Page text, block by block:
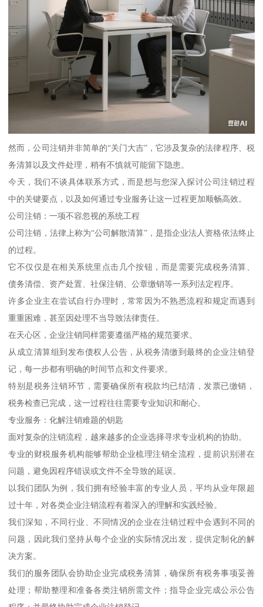
然而，公司注销并非简单的“关门大吉”，它涉及复杂的法律程序、税
务清算以及文件处理，稍有不慎就可能留下隐患。
今天，我们不谈具体联系方式，而是想与您深入探讨公司注销过程
中的关键要点，以及如何通过专业服务让这一过程更加顺畅高效。
公司注销：一项不容忽视的系统工程
公司注销，法律上称为“公司解散清算”，是指企业法人资格依法终止
的过程。
它不仅仅是在相关系统里点击几个按钮，而是需要完成税务清算、
债务清偿、资产处置、社保注销、公章缴销等一系列法定程序。
许多企业主在尝试自行办理时，常常因为不熟悉流程和规定而遇到
重重困难，甚至因处理不当导致法律责任。
在天心区，企业注销同样需要遵循严格的规范要求。
从成立清算组到发布债权人公告，从税务清缴到最终的企业注销登
记，每一步都有明确的时间节点和文件要求。
特别是税务注销环节，需要确保所有税款均已结清，发票已缴销，
税务检查已完成，这一过程往往需要专业知识和耐心。
专业服务：化解注销难题的钥匙
面对复杂的注销流程，越来越多的企业选择寻求专业机构的协助。
专业的财税服务机构能够帮助企业梳理注销全流程，提前识别潜在
问题，避免因程序错误或文件不全导致的延误。
以我们团队为例，我们拥有经验丰富的专业人员，平均从业年限超
过十年，对各类企业注销流程有着深入的理解和实践经验。
我们深知，不同行业、不同情况的企业在注销过程中会遇到不同的
问题，因此我们坚持从每个企业的实际情况出发，提供定制化的解
决方案。
我们的服务团队会协助企业完成税务清算，确保所有税务事项妥善
处理；帮助整理和准备各类注销所需文件；指导企业完成公示公告